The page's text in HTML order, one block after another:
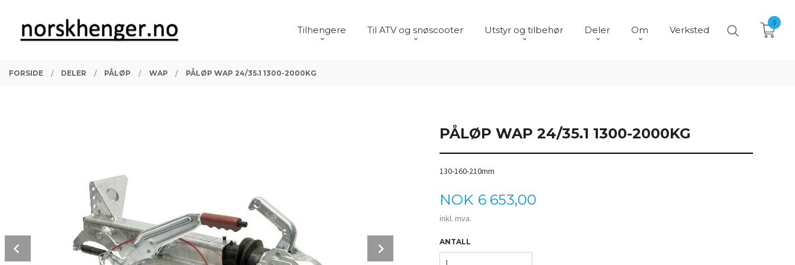
innholdet
PRODUKTER
Tilhengere Til ATV og snøscooter Utstyr og tilbehør Deler Om Verksted
0
FORSIDE DELER PÅLØP WAP PÅLØP WAP 24/35.1 1300-2000KG
PÅLØP WAP 24/35.1 1300-2000KG
130-160-210mm
Pris
NOK 6 653,00
inkl. mva.
ANTALL